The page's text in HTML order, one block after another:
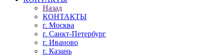
Назад
КОНТАКТЫ
г. Москва
г. Санкт-Петербург
г. Иваново
г. Казань